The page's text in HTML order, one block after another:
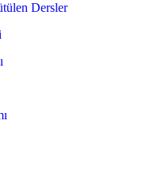
Dersler